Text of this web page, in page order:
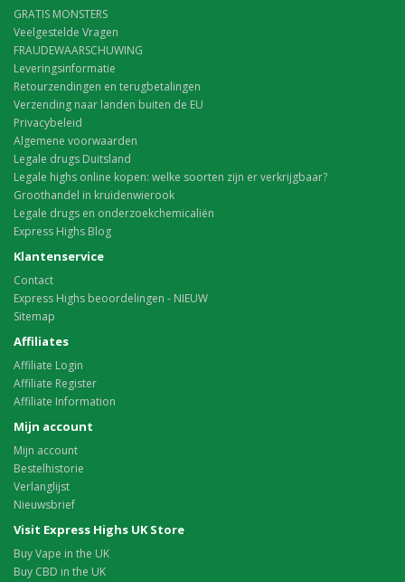
GRATIS MONSTERS
Veelgestelde Vragen
FRAUDEWAARSCHUWING
Leveringsinformatie
Retourzendingen en terugbetalingen
Verzending naar landen buiten de EU
Privacybeleid
Algemene voorwaarden
Legale drugs Duitsland
Legale highs online kopen: welke soorten zijn er verkrijgbaar?
Groothandel in kruidenwierook
Legale drugs en onderzoekchemicaliën
Express Highs Blog
Klantenservice
Contact
Express Highs beoordelingen - NIEUW
Sitemap
Affiliates
Affiliate Login
Affiliate Register
Affiliate Information
Mijn account
Mijn account
Bestelhistorie
Verlanglijst
Nieuwsbrief
Visit Express Highs UK Store
Buy Vape in the UK
Buy CBD in the UK